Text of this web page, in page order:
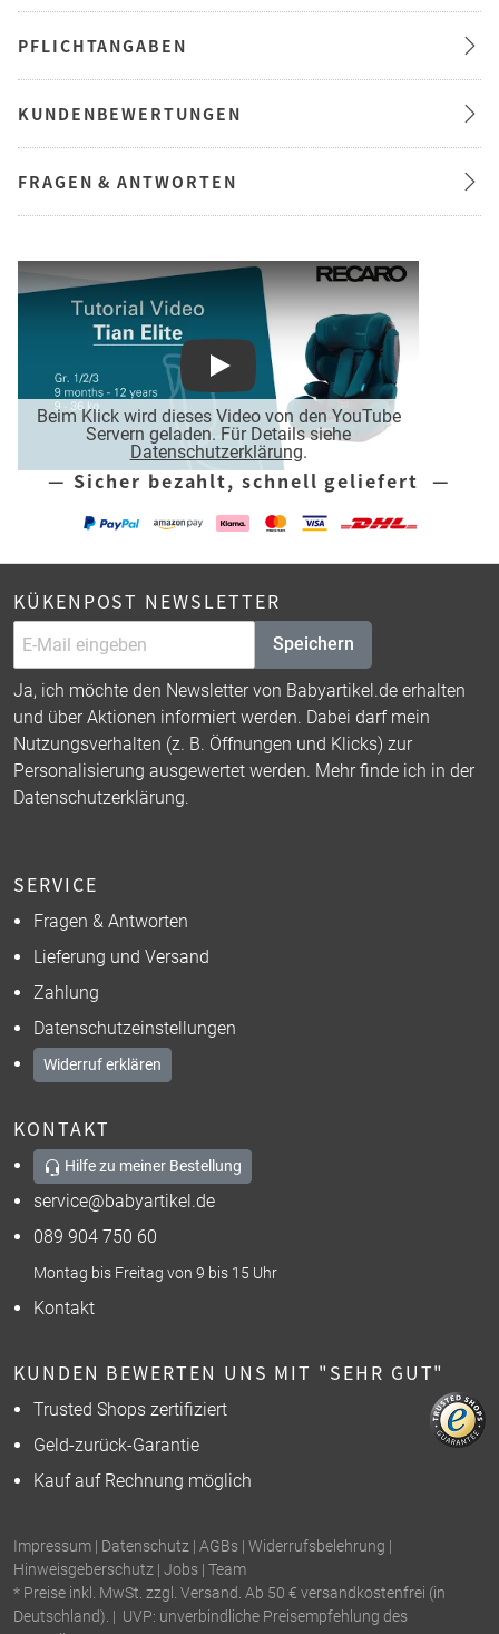
PFLICHTANGABEN
KUNDENBEWERTUNGEN
FRAGEN & ANTWORTEN
Beim Klick wird dieses Video von den YouTube
Servern geladen. Für Details siehe
Datenschutzerklärung.
Play
— Sicher bezahlt, schnell geliefert —
KÜKENPOST NEWSLETTER
Speichern
Ja, ich möchte den Newsletter von Babyartikel.de erhalten
und über Aktionen informiert werden. Dabei darf mein
Nutzungsverhalten (z. B. Öffnungen und Klicks) zur
Personalisierung ausgewertet werden. Mehr finde ich in der
Datenschutzerklärung.
SERVICE
Fragen & Antworten
Lieferung und Versand
Zahlung
Datenschutzeinstellungen
Widerruf erklären
KONTAKT
Hilfe zu meiner Bestellung
service@babyartikel.de
089 904 750 60
Montag bis Freitag von 9 bis 15 Uhr
Kontakt
KUNDEN BEWERTEN UNS MIT "SEHR GUT"
Trusted Shops zertifiziert
Geld-zurück-Garantie
Kauf auf Rechnung möglich
Impressum Datenschutz AGBs Widerrufsbelehrung
Hinweisgeberschutz Jobs Team
* Preise inkl. MwSt. zzgl. Versand. Ab 50 € versandkostenfrei (in
Deutschland). | UVP: unverbindliche Preisempfehlung des